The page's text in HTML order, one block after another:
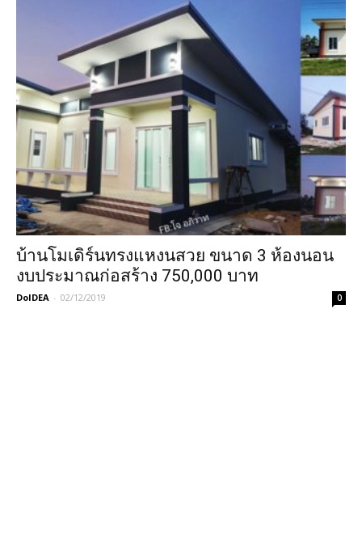
บ้านโมเดิร์นทรงแหงนสวย ขนาด 3 ห้องนอน
งบประมาณก่อสร้าง 750,000 บาท
DoIDEA - 02/12/2019 0